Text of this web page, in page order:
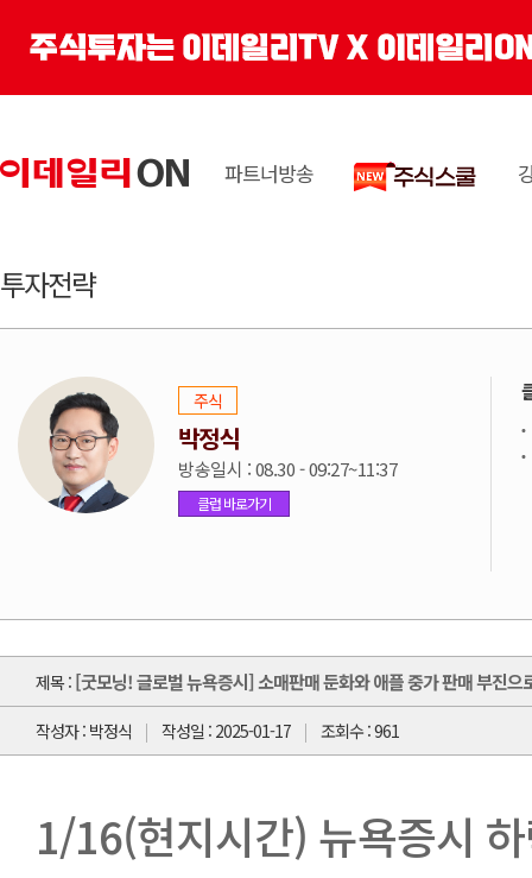
파트너방송
투자전략
주식
박정식
방송일시 : 08.30 - 09:27~11:37
클럽 바로가기
제목 : [굿모닝! 글로벌 뉴욕증시] 소매판매 둔화와 애플 중가 판매 부진으
작성자 : 박정식 작성일 : 2025-01-17 조회수 : 961
1/16(현지시간) 뉴욕증시